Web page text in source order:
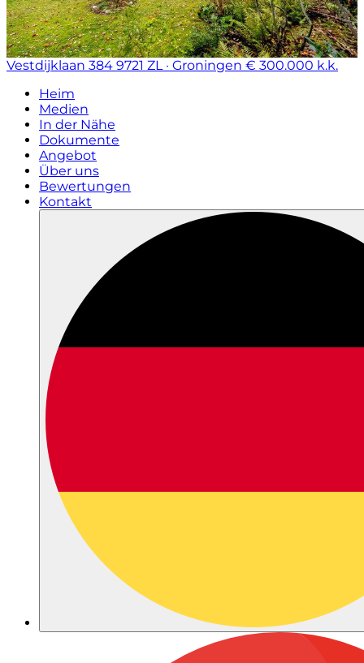
Vestdijklaan 384 9721 ZL · Groningen € 300.000 k.k.
Heim
Medien
In der Nähe
Dokumente
Angebot
Über uns
Bewertungen
Kontakt